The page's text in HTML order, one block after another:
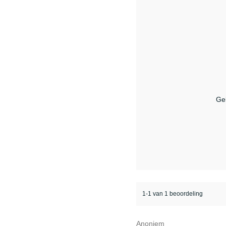
1-1 van 1 beoordeling
Anoniem